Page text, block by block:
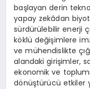
başlayan derin
yapay zekâdan
sürdürülebilir enerji
köklü değişimlere
ve mühendislikte
alandaki girişimler,
ekonomik ve
dönüştürücü etkiler